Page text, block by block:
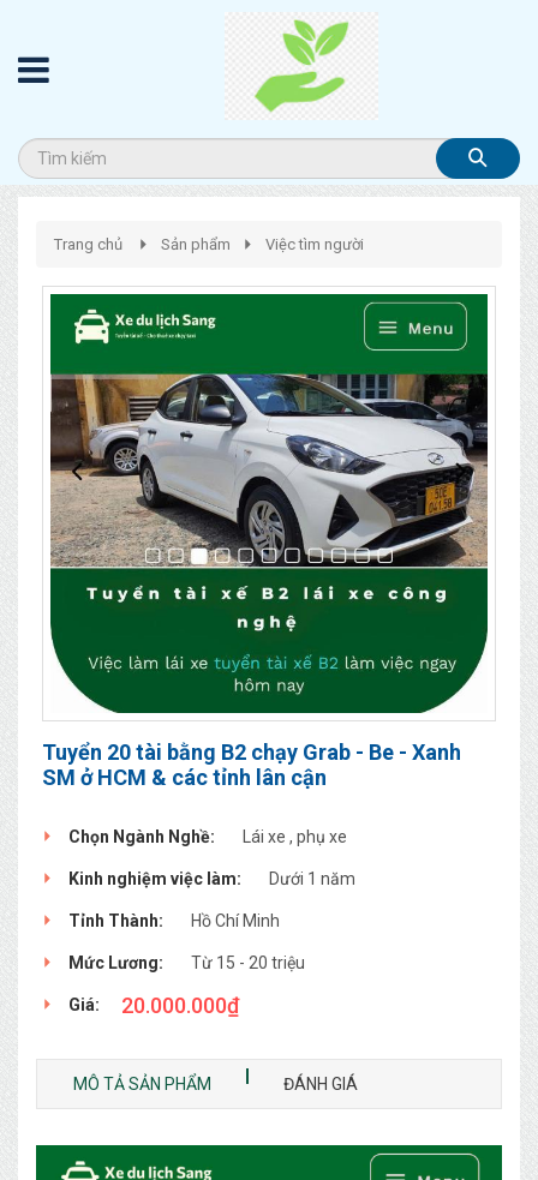
Trang chủ Sản phẩm Việc tìm người
Tuyển 20 tài bằng B2 chạy Grab - Be - Xanh
SM ở HCM & các tỉnh lân cận
Chọn Ngành Nghề: Lái xe , phụ xe
Kinh nghiệm việc làm: Dưới 1 năm
Tỉnh Thành: Hồ Chí Minh
Mức Lương: Từ 15 - 20 triệu
Giá: 20.000.000₫
MÔ TẢ SẢN PHẨM ĐÁNH GIÁ